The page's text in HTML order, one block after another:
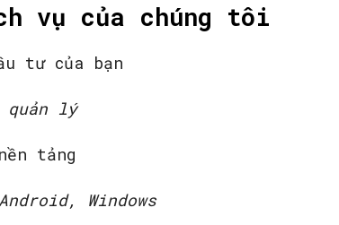
vụ của chúng tôi
tư của bạn
quản lý
tảng
Windows